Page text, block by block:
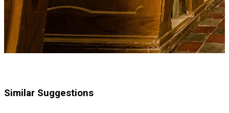
Similar Suggestions